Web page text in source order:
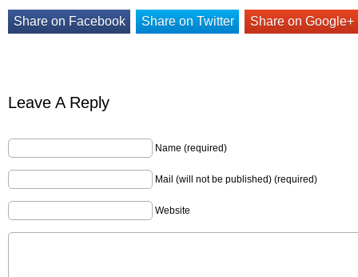
Share on Facebook Share on Twitter Share on Google+
Leave A Reply
Name (required)
Mail (will not be published) (required)
Website